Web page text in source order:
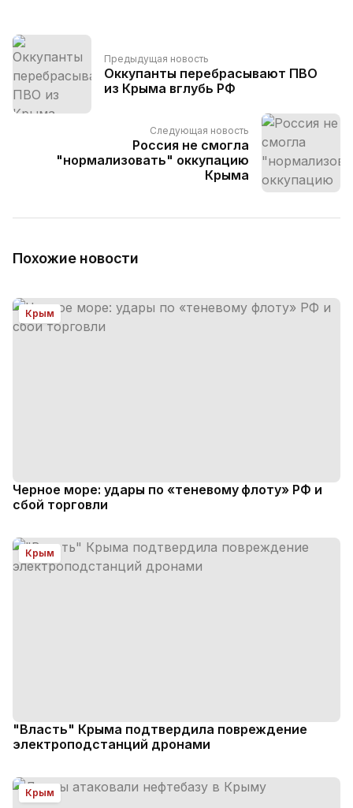
Предыдущая новость
Оккупанты перебрасывают ПВО
из Крыма вглубь РФ
Следующая новость
Россия не смогла
"нормализовать" оккупацию
Крыма
Похожие новости
Крым
Черное море: удары по «теневому флоту» РФ и
сбой торговли
Крым
"Власть" Крыма подтвердила повреждение
электроподстанций дронами
Крым